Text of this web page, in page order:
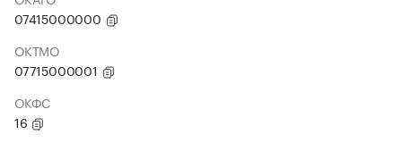
07415000000
ОКТМО
07715000001
ОКФС
16